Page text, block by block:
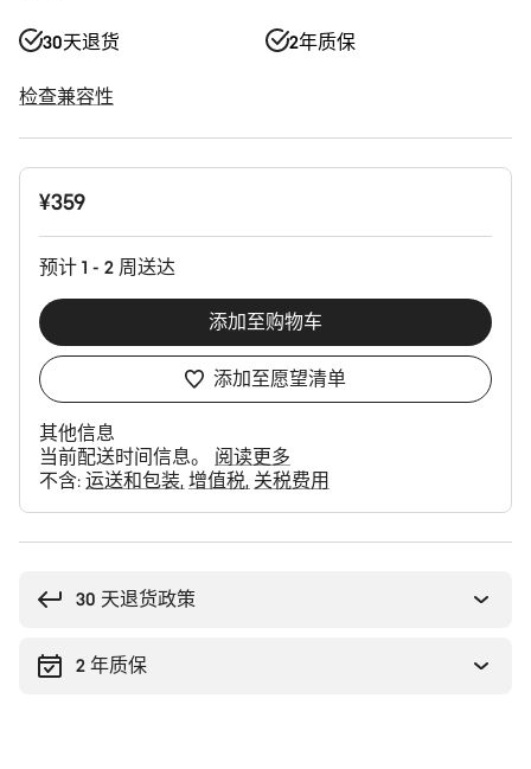
30天退货 2年质保
检查兼容性
产
¥359
预计 1 - 2 周送达
添加至购物车
添加至愿望清单
其他信息
当前配送时间信息。 阅读更多
不含: 运送和包装 增值税 关税费用
30 天退货政策
2 年质保